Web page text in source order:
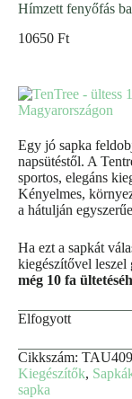
Hímzett fenyőfás
10650 Ft
Egy jó sapka
napsütéstől. A
sportos, elegáns
Kényelmes,
a hátulján
Ha ezt a sapkát
kiegészítővel leszel
még 10 fa
Elfogyott
Cikkszám:
Kiegészítők,
sapka